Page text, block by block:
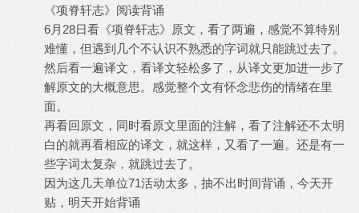
《项脊轩志》阅读背诵
6月28日看《项脊轩志》原文，看了两遍，感觉不算特别
难懂，但遇到几个不认识不熟悉的字词就只能跳过去了。
然后看一遍译文，看译文轻松多了，从译文更加进一步了
解原文的大概意思。感觉整个文有怀念悲伤的情绪在里
面。
再看回原文，同时看原文里面的注解，看了注解还不太明
白的就再看相应的译文，就这样，又看了一遍。还是有一
些字词太复杂，就跳过去了。
因为这几天单位71活动太多，抽不出时间背诵，今天开
贴，明天开始背诵